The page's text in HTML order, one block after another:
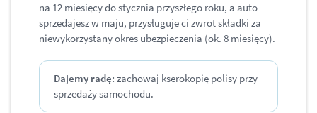
na 12 miesięcy do stycznia przyszłego roku, a auto
sprzedajesz w maju, przysługuje ci zwrot składki za
niewykorzystany okres ubezpieczenia (ok. 8 miesięcy).
Dajemy radę: zachowaj kserokopię polisy przy
sprzedaży samochodu.